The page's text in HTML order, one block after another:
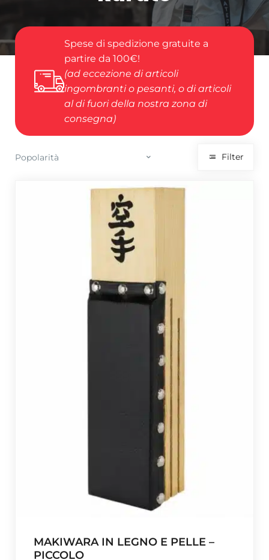
Spese di spedizione gratuite a
partire da 100€!
(ad eccezione di articoli
ingombranti o pesanti, o di articoli
al di fuori della nostra zona di
consegna)
Filter
MAKIWARA IN LEGNO E PELLE –
PICCOLO